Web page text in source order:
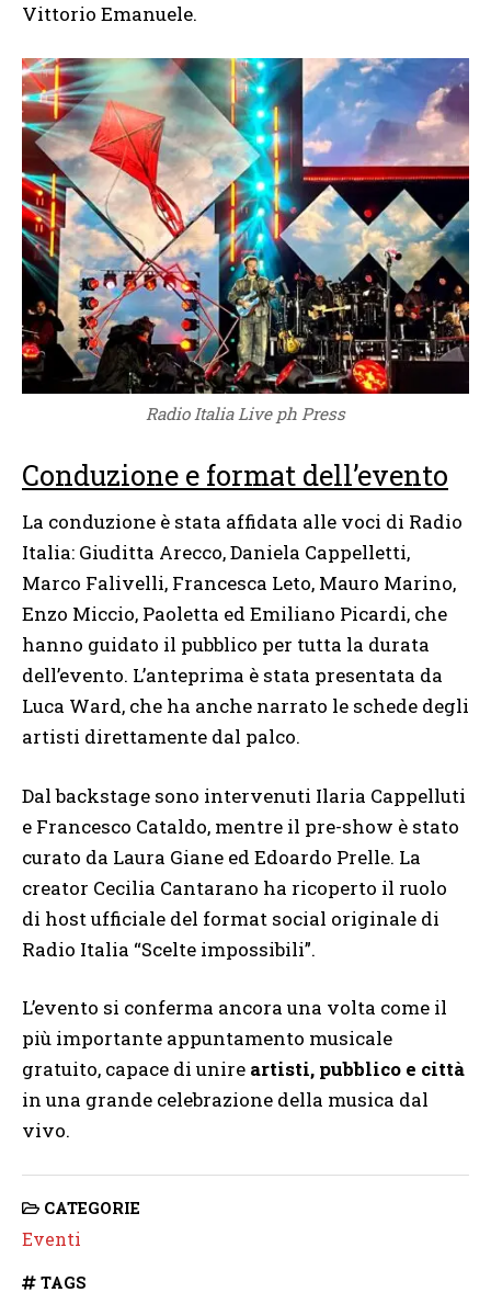
Vittorio Emanuele.
Radio Italia Live ph Press
Conduzione e format dell’evento
La conduzione è stata affidata alle voci di Radio
Italia: Giuditta Arecco, Daniela Cappelletti,
Marco Falivelli, Francesca Leto, Mauro Marino,
Enzo Miccio, Paoletta ed Emiliano Picardi, che
hanno guidato il pubblico per tutta la durata
dell’evento. L’anteprima è stata presentata da
Luca Ward, che ha anche narrato le schede degli
artisti direttamente dal palco.
Dal backstage sono intervenuti Ilaria Cappelluti
e Francesco Cataldo, mentre il pre-show è stato
curato da Laura Giane ed Edoardo Prelle. La
creator Cecilia Cantarano ha ricoperto il ruolo
di host ufficiale del format social originale di
Radio Italia “Scelte impossibili”.
L’evento si conferma ancora una volta come il
più importante appuntamento musicale
gratuito, capace di unire artisti, pubblico e città
in una grande celebrazione della musica dal
vivo.
CATEGORIE
Eventi
TAGS